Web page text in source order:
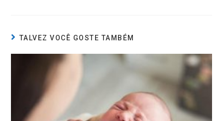
TALVEZ VOCÊ GOSTE TAMBÉM